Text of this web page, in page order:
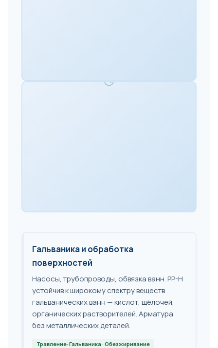
Гальваника и обработка
поверхностей
Насосы, трубопроводы, обвязка ванн. PP-H
устойчив к широкому спектру веществ
гальванических ванн — кислот, щёлочей,
органических растворителей. Арматура
без металлических деталей.
Травление· Гальваника · Обезжиривание